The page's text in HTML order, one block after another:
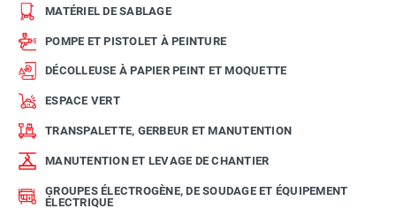
MATÉRIEL DE SABLAGE
POMPE ET PISTOLET À PEINTURE
DÉCOLLEUSE À PAPIER PEINT ET MOQUETTE
ESPACE VERT
TRANSPALETTE, GERBEUR ET MANUTENTION
MANUTENTION ET LEVAGE DE CHANTIER
GROUPES ÉLECTROGÈNE, DE SOUDAGE ET ÉQUIPEMENT
ÉLECTRIQUE